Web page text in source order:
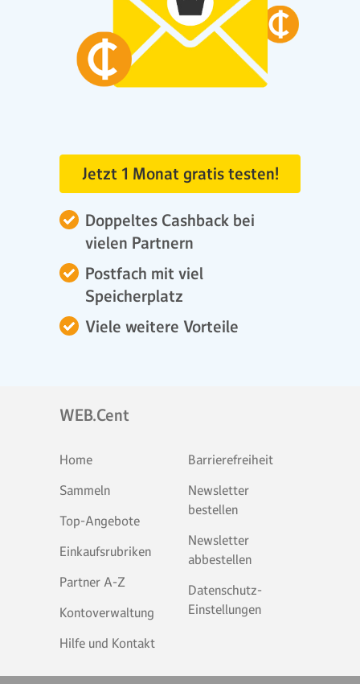
Doppeltes Cashback bei
vielen Partnern
Postfach mit viel
Speicherplatz
Viele weitere Vorteile
Jetzt 1 Monat gratis testen!
WEB.Cent
Home
Sammeln
Top-Angebote
Einkaufsrubriken
Partner A-Z
Kontoverwaltung
Hilfe und Kontakt
Barrierefreiheit
Newsletter
bestellen
Newsletter
abbestellen
Datenschutz-
Einstellungen